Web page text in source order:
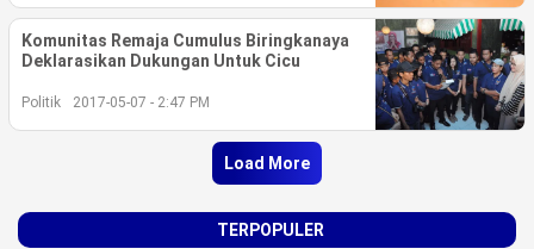
Komunitas Remaja Cumulus Biringkanaya
Deklarasikan Dukungan Untuk Cicu
Politik 2017-05-07 - 2:47 PM
Load More
TERPOPULER